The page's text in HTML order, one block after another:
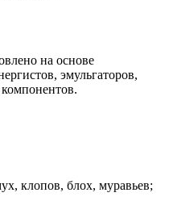
на основе
эмульгаторов,
клопов, блох, муравьев;